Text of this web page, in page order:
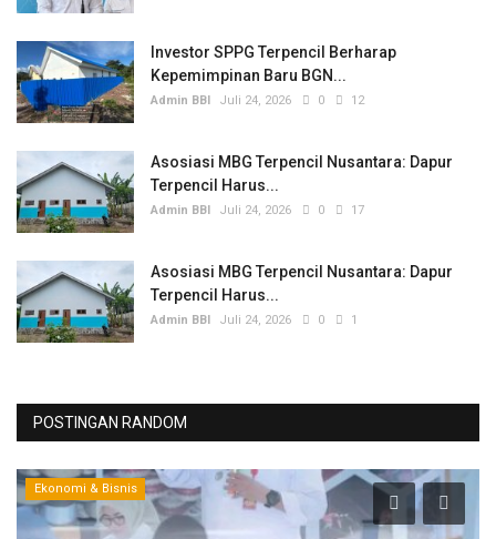
Investor SPPG Terpencil Berharap
Kepemimpinan Baru BGN...
Admin BBI Juli 24, 2026 0 12
Asosiasi MBG Terpencil Nusantara: Dapur
Terpencil Harus...
Admin BBI Juli 24, 2026 0 17
Asosiasi MBG Terpencil Nusantara: Dapur
Terpencil Harus...
Admin BBI Juli 24, 2026 0 1
POSTINGAN RANDOM
Ekonomi & Bisnis